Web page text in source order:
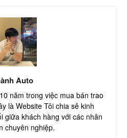
Auto
năm trong việc mua bán trao
là Website Tôi chia sẻ kinh
giữa khách hàng với các nhân
chuyên nghiệp.